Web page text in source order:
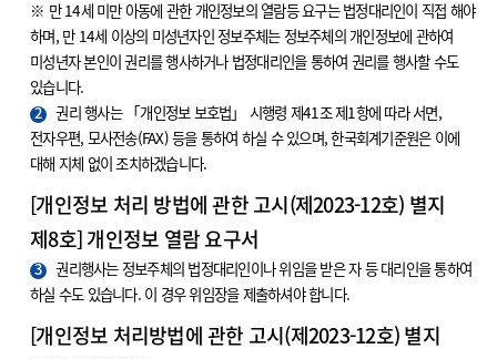
※ 만 14세 미만 아동에 관한 개인정보의 열람등 요구는 법정대리인이 직접 해야
하며, 만 14세 이상의 미성년자인 정보주체는 정보주체의 개인정보에 관하여
미성년자 본인이 권리를 행사하거나 법정대리인을 통하여 권리를 행사할 수도
있습니다.
2
권리 행사는 「개인정보 보호법」 시행령 제41조 제1항에 따라 서면,
전자우편, 모사전송(FAX) 등을 통하여 하실 수 있으며, 한국회계기준원은 이에
대해 지체 없이 조치하겠습니다.
[개인정보 처리 방법에 관한 고시(제2023-12호) 별지
제8호] 개인정보 열람 요구서
3
권리행사는 정보주체의 법정대리인이나 위임을 받은 자 등 대리인을 통하여
하실 수도 있습니다. 이 경우 위임장을 제출하셔야 합니다.
[개인정보 처리방법에 관한 고시(제2023-12호) 별지